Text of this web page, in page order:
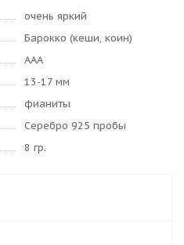
очень яркий
Барокко (кеши, коин)
AAA
13-17 мм
фианиты
Серебро 925 пробы
8 гр.